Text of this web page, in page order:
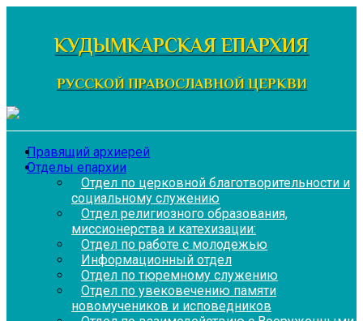
содержимомуКУДЫМКАРСКАЯ ЕПАРХИЯ
РУССКОЙ ПРАВОСЛАВНОЙ ЦЕРКВИ
Правящий архиерей
Отделы епархии
Отдел по церковной благотворительности и
социальному служению
Отдел религиозного образования,
миссионерства и катехизации:
Отдел по работе с молодежью
Информационный отдел
Отдел по тюремному служению
Отдел по увековечению памяти
новомучеников и исповедников